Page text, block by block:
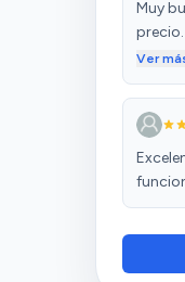
Muy
y deja
gran
Ver